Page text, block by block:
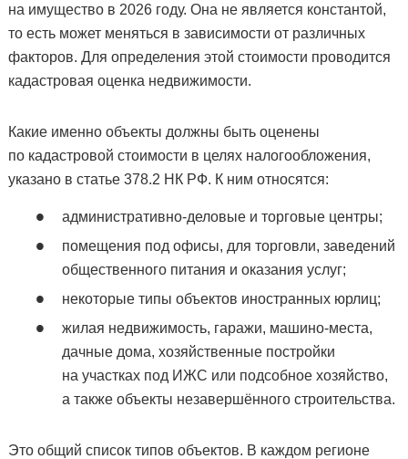
на имущество в 2026 году. Она не является константой,
то есть может меняться в зависимости от различных
факторов. Для определения этой стоимости проводится
кадастровая оценка недвижимости.
Какие именно объекты должны быть оценены
по кадастровой стоимости в целях налогообложения,
указано в статье 378.2 НК РФ. К ним относятся:
административно-деловые и торговые центры;
помещения под офисы, для торговли, заведений
общественного питания и оказания услуг;
некоторые типы объектов иностранных юрлиц;
жилая недвижимость, гаражи, машино-места,
дачные дома, хозяйственные постройки
на участках под ИЖС или подсобное хозяйство,
а также объекты незавершённого строительства.
Это общий список типов объектов. В каждом регионе